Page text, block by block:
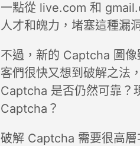
一點從 live.com 和
人才和魄力，堵塞這種漏
不過，新的 Captcha 圖
客們很快又想到破解之法
Captcha 是否仍然可靠？
Captcha？
破解 Captcha 需要很高